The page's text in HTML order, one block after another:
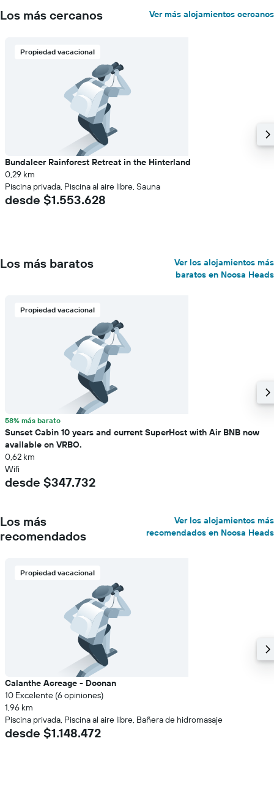
Los más cercanos Ver más alojamientos cercanos
Propiedad vacacional
Bundaleer Rainforest Retreat in the Hinterland
0,29 km
Piscina privada, Piscina al aire libre, Sauna
desde $1.553.628
Los más baratos
Ver los alojamientos más
baratos en Noosa Heads
Propiedad vacacional
58% más barato
Sunset Cabin 10 years and current SuperHost with Air BNB now
available on VRBO.
0,62 km
Wifi
desde $347.732
Los más
recomendados
Ver los alojamientos más
recomendados en Noosa Heads
Propiedad vacacional
Calanthe Acreage - Doonan
10 Excelente (6 opiniones)
1,96 km
Piscina privada, Piscina al aire libre, Bañera de hidromasaje
desde $1.148.472